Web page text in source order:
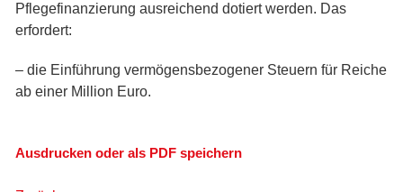
Pflegefinanzierung ausreichend dotiert werden. Das
erfordert:
– die Einführung vermögensbezogener Steuern für Reiche
ab einer Million Euro.
Ausdrucken oder als PDF speichern